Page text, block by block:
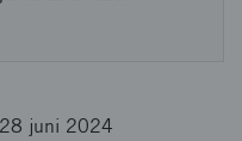
28 juni 2024